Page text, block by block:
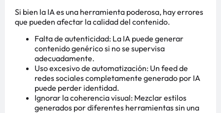
Si bien la IA es una herramienta poderosa, hay errores
que pueden afectar la calidad del contenido.
Falta de autenticidad: La IA puede generar
contenido genérico si no se supervisa
adecuadamente.
Uso excesivo de automatización: Un feed de
redes sociales completamente generado por IA
puede perder identidad.
Ignorar la coherencia visual: Mezclar estilos
generados por diferentes herramientas sin una